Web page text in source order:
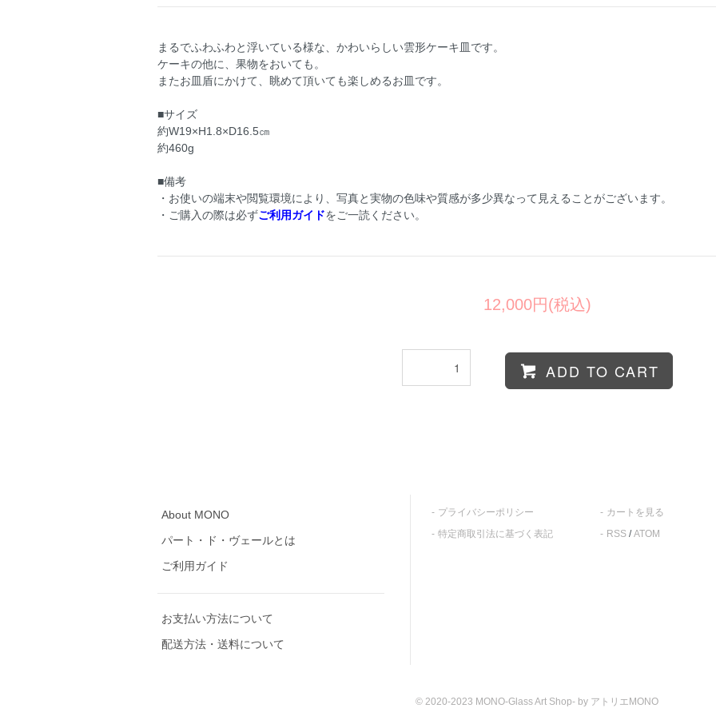
まるでふわふわと浮いている様な、かわいらしい雲形ケーキ皿です。
ケーキの他に、果物をおいても。
またお皿盾にかけて、眺めて頂いても楽しめるお皿です。
■サイズ
約W19×H1.8×D16.5㎝
約460g
■備考
・お使いの端末や閲覧環境により、写真と実物の色味や質感が多少異なって見えることがございます。
・ご購入の際は必ずご利用ガイドをご一読ください。
12,000円(税込)
ADD TO CART
About MONO
パート・ド・ヴェールとは
ご利用ガイド
お支払い方法について
配送方法・送料について
プライバシーポリシー
特定商取引法に基づく表記
カートを見る
RSS/ATOM
© 2020-2023 MONO-Glass Art Shop- by アトリエMONO